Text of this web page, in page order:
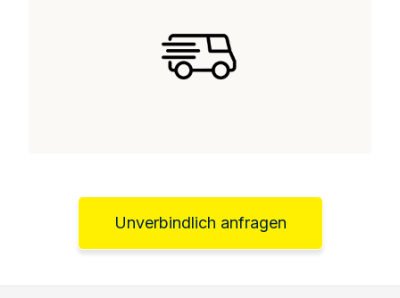
Unverbindlich anfragen